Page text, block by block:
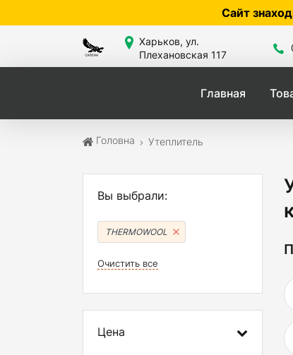
Сайт знаходиться в розробці —
Харьков, ул.
Плехановская 117
Главная
Головна Утеплитель
Вы выбрали:
THERMOWOOL
Очистить все
Цена